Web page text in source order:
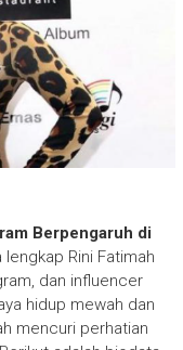
Berpengaruh di
Rini Fatimah
dan influencer
hidup mewah dan
mencuri perhatian